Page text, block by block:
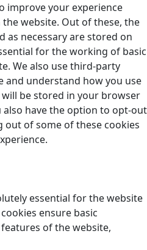
improve your experience
website. Out of these, the
as necessary are stored on
for the working of basic
We also use third-party
and understand how you use
be stored in your browser
also have the option to opt-out
out of some of these cookies
essential for the website
ensure basic
of the website,